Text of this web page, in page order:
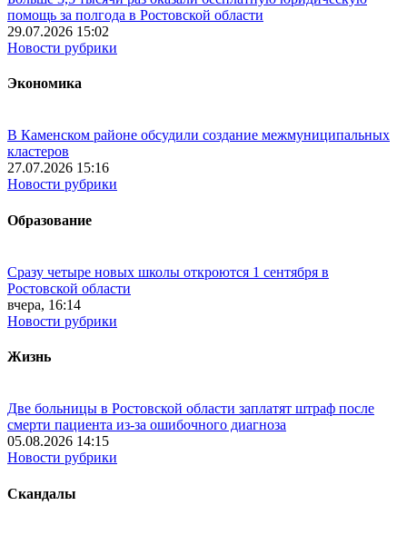
помощь за полгода в Ростовской области
29.07.2026 15:02
Новости рубрики
Экономика
В Каменском районе обсудили создание межмуниципальных
кластеров
27.07.2026 15:16
Новости рубрики
Образование
Сразу четыре новых школы откроются 1 сентября в
Ростовской области
вчера, 16:14
Новости рубрики
Жизнь
Две больницы в Ростовской области заплатят штраф после
смерти пациента из-за ошибочного диагноза
05.08.2026 14:15
Новости рубрики
Скандалы